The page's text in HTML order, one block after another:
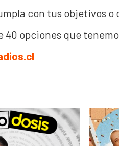
con tus objetivos o
opciones que